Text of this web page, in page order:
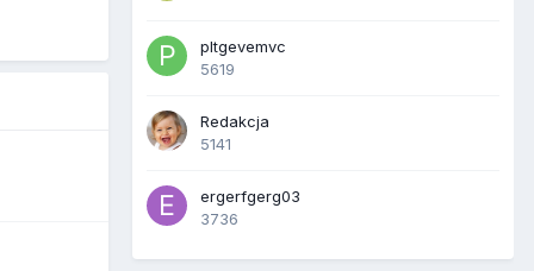
pltgevemvc
5619
Redakcja
5141
ergerfgerg03
3736